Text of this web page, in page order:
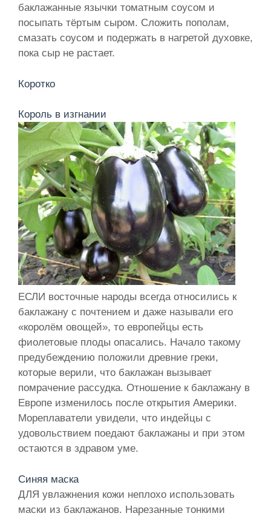
баклажанные язычки томатным соусом и
посыпать тёртым сыром. Сложить пополам,
смазать соусом и подержать в нагретой духовке,
пока сыр не растает.
Коротко
Король в изгнании
ЕСЛИ восточные народы всегда относились к
баклажану с почтением и даже называли его
«королём овощей», то европейцы есть
фиолетовые плоды опасались. Начало такому
предубеждению положили древние греки,
которые верили, что баклажан вызывает
помрачение рассудка. Отношение к баклажану в
Европе изменилось после открытия Америки.
Мореплаватели увидели, что индейцы с
удовольствием поедают баклажаны и при этом
остаются в здравом уме.
Синяя маска
ДЛЯ увлажнения кожи неплохо использовать
маски из баклажанов. Нарезанные тонкими